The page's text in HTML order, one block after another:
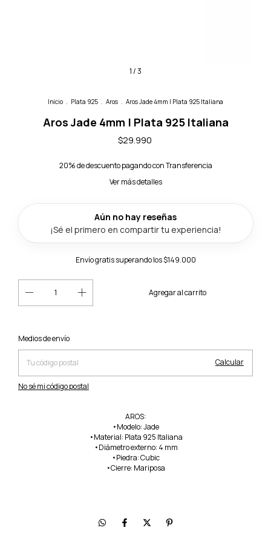
1/3
Inicio . Plata 925 . Aros . Aros Jade 4mm | Plata 925 Italiana
Aros Jade 4mm | Plata 925 Italiana
$29.990
20% de descuentopagando con Transferencia
Ver más detalles
Envío gratis superando los$149.000
Entregas para el CP:
Medios de envío
Calcular
No sé mi código postal
AROS:
•Modelo: Jade
•Material: Plata 925 Italiana
•Diámetro externo: 4 mm
•Piedra: Cubic
•Cierre: Mariposa